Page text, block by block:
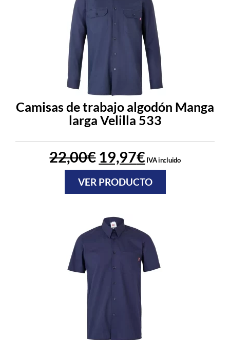
Camisas de trabajo algodón Manga
larga Velilla 533
22,00€ 19,97€IVA incluido
VER PRODUCTO